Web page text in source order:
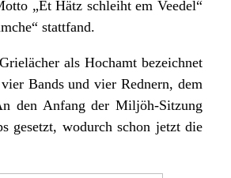
„Et Hätz schleiht em Veedel“
stattfand.
als Hochamt bezeichnet
Bands und vier Rednern, dem
den Anfang der Miljöh-Sitzung
gesetzt, wodurch schon jetzt die